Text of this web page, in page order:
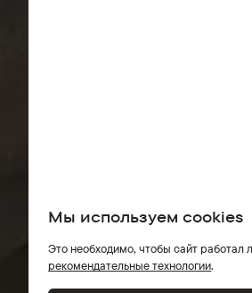
Мы используем cookies
Это необходимо, чтобы сайт
рекомендательные технологии.